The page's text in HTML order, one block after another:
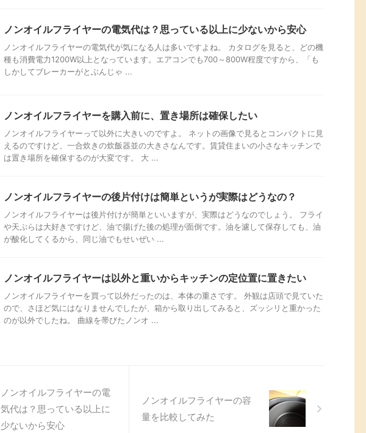
ノンオイルフライヤーの電気代は？思っている以上に少ないから安心
ノンオイルフライヤーの電気代が気になる人は多いですよね。 カタログを見ると、どの機
種も消費電力1200W以上となっています。エアコンでも700～800W程度ですから、「も
しかしてブレーカーがとぶんじゃ ...
ノンオイルフライヤーを購入前に、置き場所は確保したい
ノンオイルフライヤーって以外に大きいのですよ。 ネットの画像で見るとコンパクトに見
えるのですけど、一合炊きの炊飯器並の大きさなんです。賃貸住まいの小さなキッチンで
は置き場所を確保するのが大変です。 大 ...
ノンオイルフライヤーの後片付けは簡単というが実際はどうなの？
ノンオイルフライヤーは後片付けが簡単といいますが、実際はどうなのでしょう。 フライ
や天ぷらは大好きですけど、油で揚げた後の処理が面倒です。油を濾して保存しても、油
が酸化してくるから、同じ油でもせいぜい ...
ノンオイルフライヤーは以外と重いからキッチンの定位置に置きたい
ノンオイルフライヤーを買って以外だったのは、本体の重さです。 外観は店頭で見ていた
ので、さほど気にはなりませんでしたが、箱から取り出してみると、ズッシリと重かった
のが以外でしたね。 曲線を帯びたノンオ ...
ノンオイルフライヤーの電
気代は？思っている以上に
少ないから安心
ノンオイルフライヤーの容
量を比較してみた